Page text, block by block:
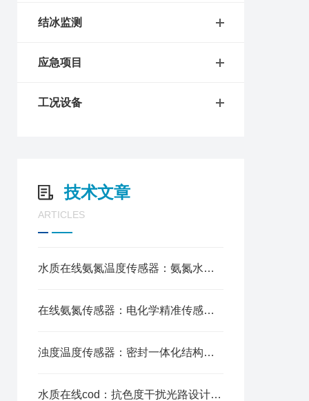
结冰监测
应急项目
工况设备
技术文章
ARTICLES
水质在线氨氮温度传感器：氨氮水温一体化测，自动温补消误差
在线氨氮传感器：电化学精准传感，长期运行稳定性强
浊度温度传感器：密封一体化结构，供水管道全程水质监控
水质在线cod：抗色度干扰光路设计，实时连续采样观测